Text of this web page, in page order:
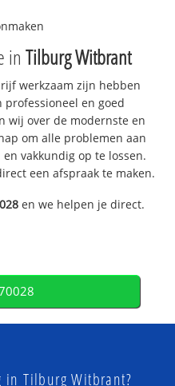
inTilburg Witbrant
werkzaam zijn hebben
professioneel en goed
wij over de modernste en
om alle problemen aan
vakkundig op te lossen.
een afspraak te maken.
en we helpen je direct.
in Tilburg Witbrant?